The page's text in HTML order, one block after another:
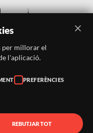
drets reservats · Web
per millorar el
l'aplicació.
PREFERÈNCIES
REBUTJAR TOT